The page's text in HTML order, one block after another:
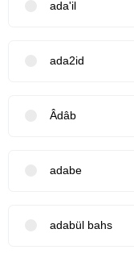
ada'il
ada2id
Âdâb
adabe
adabül bahs